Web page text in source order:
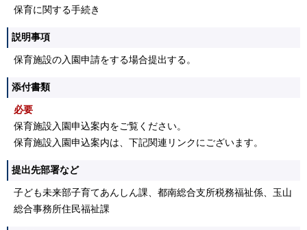
保育に関する手続き
説明事項
保育施設の入園申請をする場合提出する。
添付書類
必要
保育施設入園申込案内をご覧ください。
保育施設入園申込案内は、下記関連リンクにございます。
提出先部署など
子ども未来部子育てあんしん課、都南総合支所税務福祉係、玉山
総合事務所住民福祉課